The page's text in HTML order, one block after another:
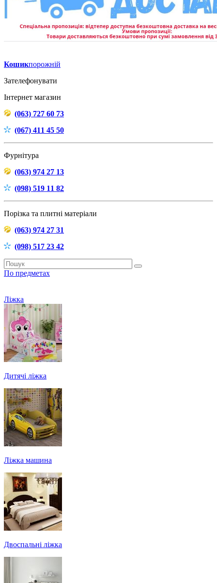
Кошикпорожній
Зателефонувати
Інтернет магазин
(063) 727 60 73
(067) 411 45 50
Фурнітура
(063) 974 27 13
(098) 519 11 82
Порізка та плитні матеріали
(063) 974 27 31
(098) 517 23 42
По предметах
Ліжка
Дитячі ліжка
Ліжка машина
Двоспальні ліжка